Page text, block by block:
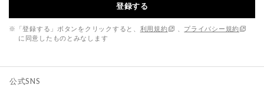
登録する
※「登録する」ボタンをクリックすると、 利用規約
プライバシー規約
に同意したものとみなします
公式SNS